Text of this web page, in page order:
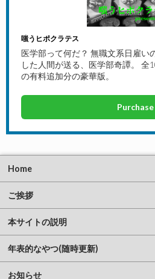
嗤うヒポクラテス
医学部って何だ？ 無職文系日雇い
した人間が送る、医学部奇譚。 全
の有料追加分の豪華版。
Purchase
Home
ご挨拶
本サイトの説明
年表的なやつ(随時更新)
お知らせ